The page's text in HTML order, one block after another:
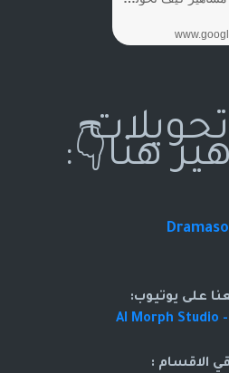
هنا👇:
على يوتيوب:
AI Morph Studio -
الاقسام :